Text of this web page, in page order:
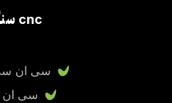
cnc سنگ و چوب
سی ان سی
سی ان